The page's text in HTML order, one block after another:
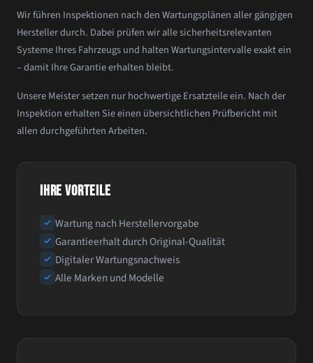
Wir führen Inspektionen nach den Wartungsplänen aller gängigen
Hersteller durch. Dabei prüfen wir alle sicherheitsrelevanten
Systeme Ihres Fahrzeugs und halten Wartungsintervalle exakt ein
– damit Ihre Garantie erhalten bleibt.
Unsere Meister setzen nur hochwertige Ersatzteile ein. Nach der
Inspektion erhalten Sie einen übersichtlichen Prüfbericht mit
allen durchgeführten Arbeiten.
IHRE VORTEILE
Wartung nach Herstellervorgabe
Garantieerhalt durch Original-Qualität
Digitaler Wartungsnachweis
Alle Marken und Modelle